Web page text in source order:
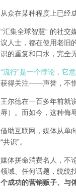
从众在某种程度上已经
“汇集全球智慧“ 的社
议人士，都在使用老旧
识的重复和口水，完全
“流行”是一个悖论，它
获得关注——声誉，不惜
王尔德在一百多年前就
辱）。而如今，这种侮
借助互联网，媒体从单
“共识”。
媒体拼命消费名人，不
领域、任何话题，统统
个成功的营销贩子、与